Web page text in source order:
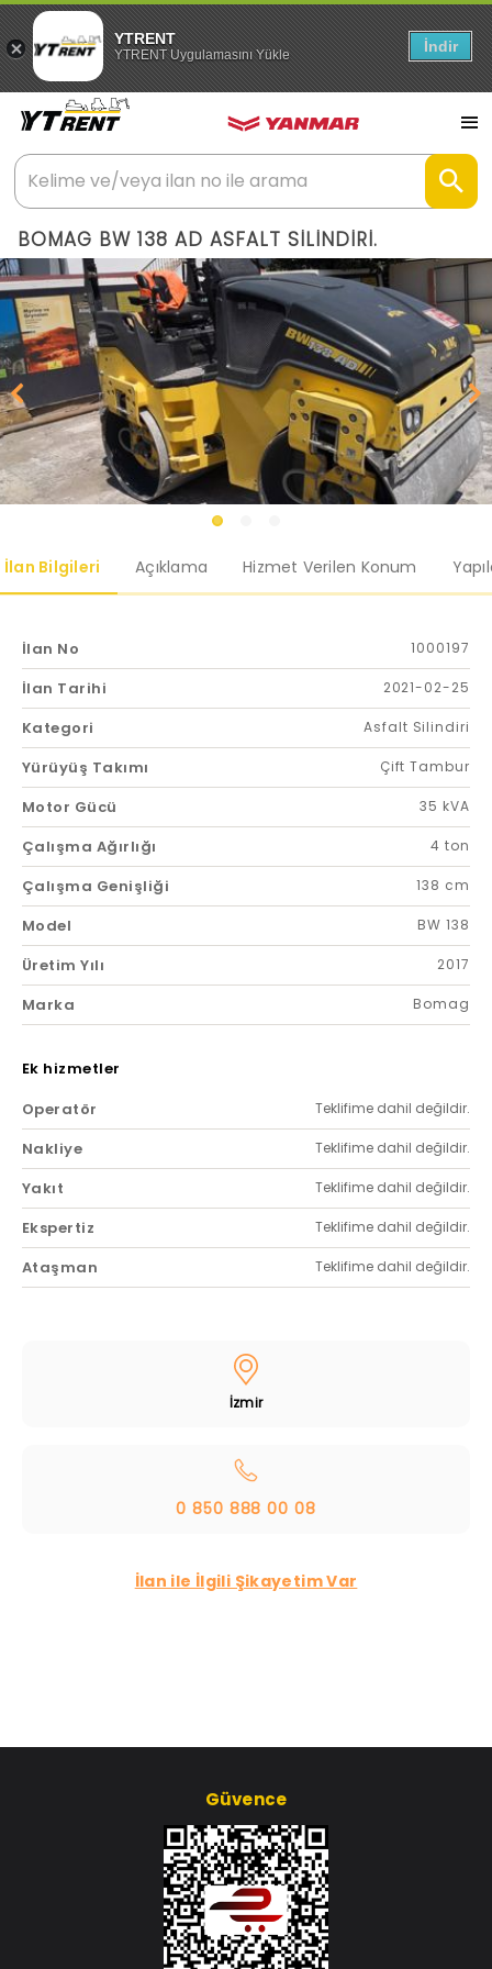
YTRENT
YTRENT Uygulamasını Yükle İndir
BOMAG BW 138 AD ASFALT SİLİNDİRİ.
İlan Bilgileri Açıklama Hizmet Verilen Konum
İlan No 1000197
İlan Tarihi 2021-02-25
Kategori Asfalt Silindiri
Yürüyüş Takımı Çift Tambur
Motor Gücü 35 kVA
Çalışma Ağırlığı 4 ton
Çalışma Genişliği 138 cm
Model BW 138
Üretim Yılı 2017
Marka Bomag
Ek hizmetler
Operatör
Teklifime dahil değildir.
Nakliye Teklifime dahil değildir.
Yakıt Teklifime dahil değildir.
Ekspertiz Teklifime dahil değildir.
Ataşman Teklifime dahil değildir.
İzmir
0 850 888 00 08
İlan ile İlgili Şikayetim Var
Güvence